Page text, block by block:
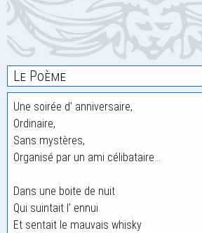
Le Poème
Une soirée d’ anniversaire,
Ordinaire,
Sans mystères,
Organisé par un ami célibataire…
Dans une boite de nuit
Qui suintait l’ ennui
Et sentait le mauvais whisky